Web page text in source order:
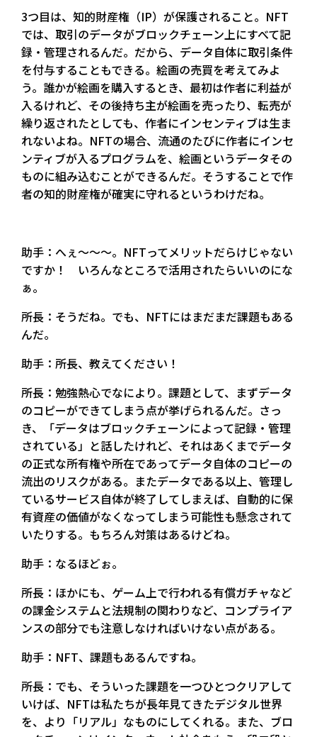
3つ目は、知的財産権（IP）が保護されること。NFT
では、取引のデータがブロックチェーン上にすべて記
録・管理されるんだ。だから、データ自体に取引条件
を付与することもできる。絵画の売買を考えてみよ
う。誰かが絵画を購入するとき、最初は作者に利益が
入るけれど、その後持ち主が絵画を売ったり、転売が
繰り返されたとしても、作者にインセンティブは生ま
れないよね。NFTの場合、流通のたびに作者にインセ
ンティブが入るプログラムを、絵画というデータその
ものに組み込むことができるんだ。そうすることで作
者の知的財産権が確実に守れるというわけだね。
助手：へぇ〜〜〜。NFTってメリットだらけじゃない
ですか！ いろんなところで活用されたらいいのにな
ぁ。
所長：そうだね。でも、NFTにはまだまだ課題もある
んだ。
助手：所長、教えてください！
所長：勉強熱心でなにより。課題として、まずデータ
のコピーができてしまう点が挙げられるんだ。さっ
き、「データはブロックチェーンによって記録・管理
されている」と話したけれど、それはあくまでデータ
の正式な所有権や所在であってデータ自体のコピーの
流出のリスクがある。またデータである以上、管理し
ているサービス自体が終了してしまえば、自動的に保
有資産の価値がなくなってしまう可能性も懸念されて
いたりする。もちろん対策はあるけどね。
助手：なるほどぉ。
所長：ほかにも、ゲーム上で行われる有償ガチャなど
の課金システムと法規制の関わりなど、コンプライア
ンスの部分でも注意しなければいけない点がある。
助手：NFT、課題もあるんですね。
所長：でも、そういった課題を一つひとつクリアして
いけば、NFTは私たちが長年見てきたデジタル世界
を、より「リアル」なものにしてくれる。また、ブロ